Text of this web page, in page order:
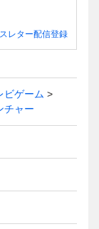
レター配信登録
ビゲーム
チャー